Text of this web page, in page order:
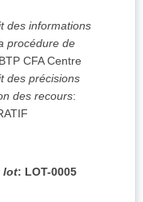
des informations
procédure de
BTP CFA Centre
des précisions
des recours:
lot: LOT-0005